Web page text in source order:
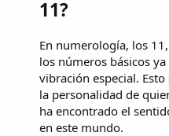
11?
En numerología, los
los números básicos
vibración especial.
la personalidad de
ha encontrado el
en este mundo.